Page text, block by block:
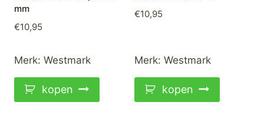
mm
€10,95
Merk: Westmark
kopen
€10,95
Merk: Westmark
kopen